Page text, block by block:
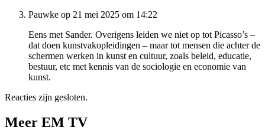
Pauwke op 21 mei 2025 om 14:22
Eens met Sander. Overigens leiden we niet op tot Picasso’s –
dat doen kunstvakopleidingen – maar tot mensen die achter de
schermen werken in kunst en cultuur, zoals beleid, educatie,
bestuur, etc met kennis van de sociologie en economie van
kunst.
Reacties zijn gesloten.
Meer EM TV